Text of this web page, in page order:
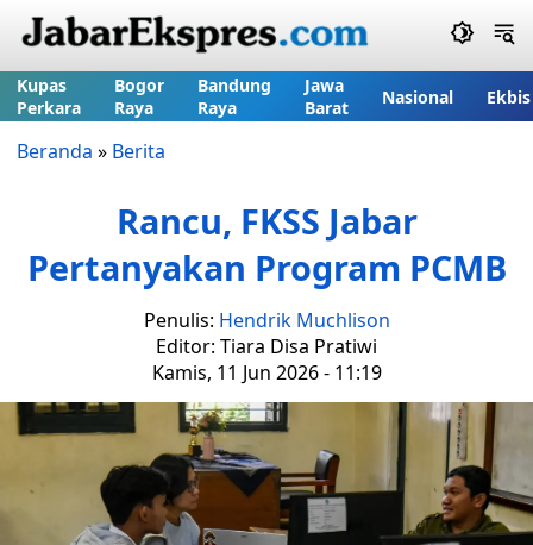
Kupas
Perkara
Bogor
Raya
Bandung
Raya
Jawa
Barat
Nasional Ekbis
Beranda » Berita
Rancu, FKSS Jabar
Pertanyakan Program PCMB
Penulis: Hendrik Muchlison
Editor: Tiara Disa Pratiwi
Kamis, 11 Jun 2026 - 11:19